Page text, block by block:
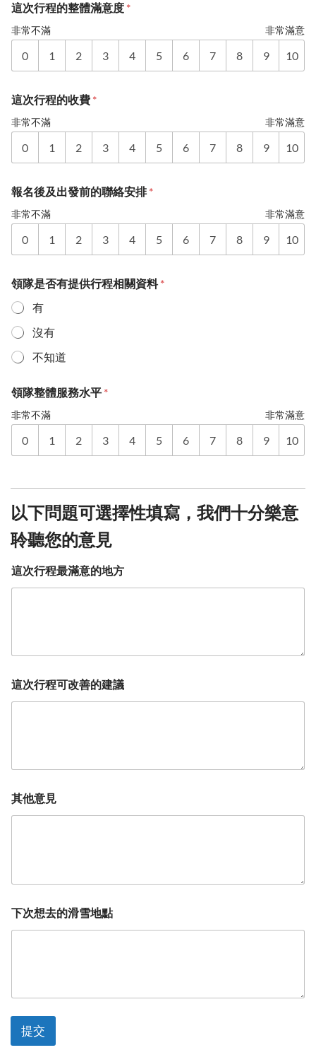
這次行程的整體滿意度 *
非常不滿 非常滿意
0 1 2 3 4 5 6 7 8 9 10
這次行程的收費 *
非常不滿 非常滿意
0 1 2 3 4 5 6 7 8 9 10
報名後及出發前的聯絡安排*
非常不滿 非常滿意
0 1 2 3 4 5 6 7 8 9 10
領隊是否有提供行程相關資料*
有
沒有
不知道
領隊整體服務水平 *
非常不滿 非常滿意
0 1 2 3 4 5 6 7 8 9 10
以下問題可選擇性填寫，我們十分樂意
聆聽您的意見
這次行程最滿意的地方
這次行程可改善的建議
其他意見
下次想去的滑雪地點
提交